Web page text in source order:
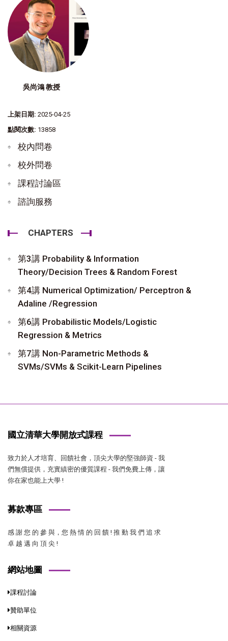
吳尚鴻 教授
上架日期: 2025-04-25
點閱次數: 13858
校內問卷
校外問卷
課程討論區
諮詢服務
CHAPTERS
第3講 Probability & Information
Theory/Decision Trees & Random Forest
第4講 Numerical Optimization/ Perceptron &
Adaline /Regression
第6講 Probabilistic Models/Logistic
Regression & Metrics
第7講 Non-Parametric Methods &
SVMs/SVMs & Scikit-Learn Pipelines
國立清華大學開放式課程
致力於人才培育、回饋社會，頂尖大學的堅強師資 - 我
們無償提供，充實縝密的優質課程 - 我們免費上傳，讓
你在家也能上大學 !
募款專區
感 謝 您 的 參 與，您 熱 情 的 回 饋 ! 推 動 我 們 追 求
卓 越 邁 向 頂 尖 !
網站地圖
課程討論
贊助單位
相關資源